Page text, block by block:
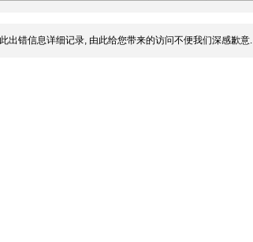
出错信息详细记录, 由此给您带来的访问不便我们深感歉意.